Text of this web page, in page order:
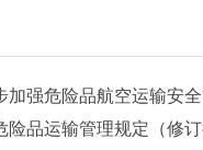
危险品航空运输安全
险品运输管理规定（修